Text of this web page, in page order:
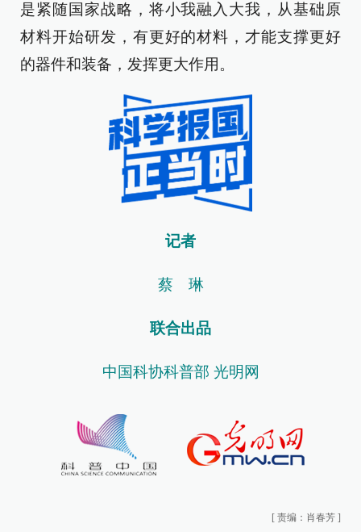
是紧随国家战略，将小我融入大我，从基础原
材料开始研发，有更好的材料，才能支撑更好
的器件和装备，发挥更大作用。
记者
蔡 琳
联合出品
中国科协科普部 光明网
[ 责编：肖春芳 ]